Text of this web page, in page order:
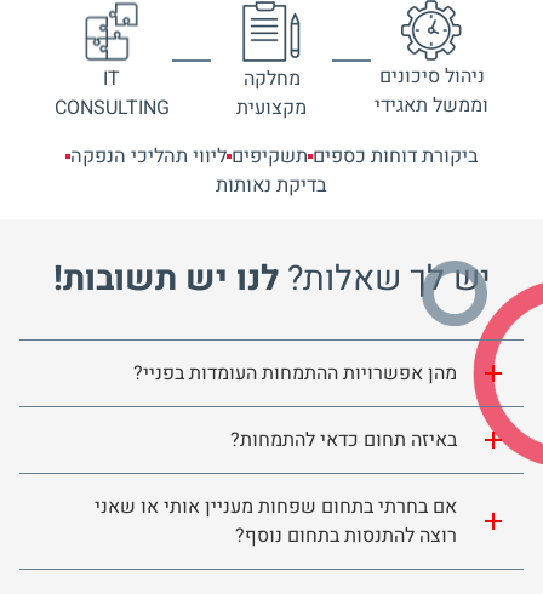
ניהול סיכונים
וממשל תאגידי
מחלקה
מקצועית
IT
CONSULTING
ביקורת דוחות כספיםתשקיפיםליווי תהליכי הנפקה
בדיקת נאותות
יש לך שאלות?לנו יש תשובות!
מהן אפשרויות ההתמחות העומדות בפניי?
באיזה תחום כדאי להתמחות?
אם בחרתי בתחום שפחות מעניין אותי או שאני
רוצה להתנסות בתחום נוסף?